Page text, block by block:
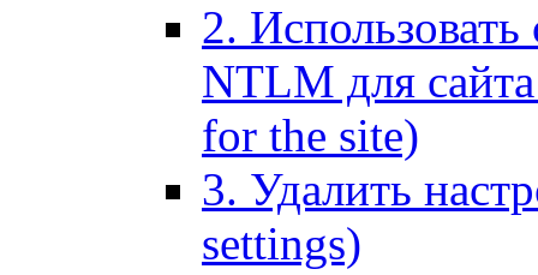
2.
NTLM для
for the site)
3. Удалить
settings)